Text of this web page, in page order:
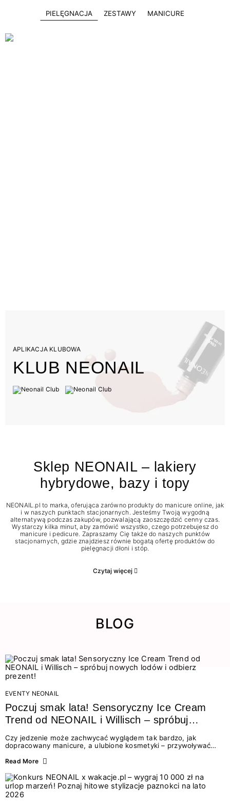
PIELĘGNACJA ZESTAWY MANICURE
APLIKACJA KLUBOWA
KLUB NEONAIL
Sklep NEONAIL – lakiery
hybrydowe, bazy i topy
NEONAIL.pl to marka, oferująca zarówno produkty do manicure online, jak
i w naszych punktach stacjonarnych. Jesteśmy Twoją wygodną
alternatywą podczas zakupów, pozwalającą zaoszczędzić cenny czas.
Wystarczy kilka minut, aby zamówić wszystko, czego potrzebujesz do
manicure i pedicure. Zapraszamy Cię także do naszych punktów
stacjonarnych, gdzie znajdziesz równie bogatą ofertę produktów do
pielęgnacji dłoni i stóp.
Czytaj więcej
BLOG
EVENTY NEONAIL
Poczuj smak lata! Sensoryczny Ice Cream
Trend od NEONAIL i Willisch – spróbuj
nowych lodów i odbierz prezent!
Czy jedzenie może zachwycać wyglądem tak bardzo, jak
dopracowany manicure, a ulubione kosmetyki – przywoływać
świata beauty i oszałamiających deserów to coś więcej niż
zmysłami: przez soczysty kolor, aksamitną teksturę,
orzeźwiający zapach i słodki akcent na podniebieniu. Tego lata
NEONAIL łączy siły z marką Willisch, tworząc unikalny projekt
na styku jedzenia i piękna....
Read More